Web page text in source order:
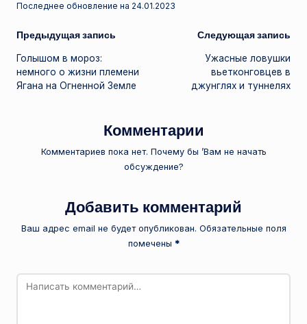
Последнее обновление на 24.01.2023
Навигация
записи
Предыдущая запись
Голышом в мороз:
немного о жизни племени
Ягана на Огненной Земле
Следующая запись
Ужасные ловушки
вьетконговцев в
джунглях и туннелях
Комментарии
Комментариев пока нет. Почему бы ’Вам не начать
обсуждение?
Добавить комментарий
Ваш адрес email не будет опубликован. Обязательные поля
помечены *